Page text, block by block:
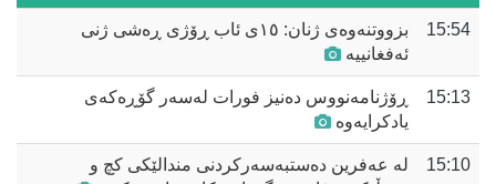
15:54
بزووتنەوەی ژنان: ١٥ی ئاب ڕۆژی ڕەشی ژنی
ئەفغانییە
15:13
ڕۆژنامەنووس دەنیز فورات لەسەر گۆڕەکەی
یادکرایەوە
15:10
لە عەفرین دەستبەسەرکردنی مندالێکی کچ و